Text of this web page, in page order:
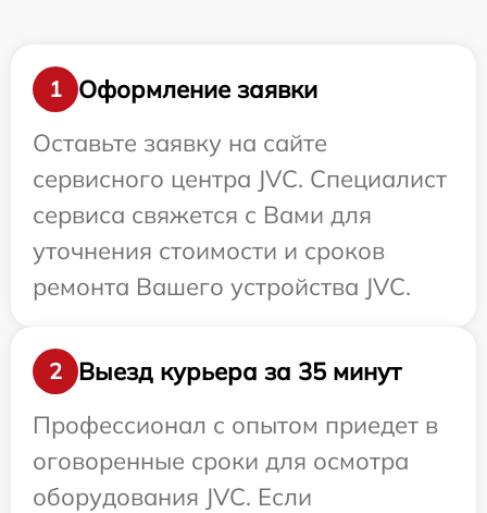
1
Оформление заявки
Оставьте заявку на сайте
сервисного центра JVC. Специалист
сервиса свяжется с Вами для
уточнения стоимости и сроков
ремонта Вашего устройства JVC.
2
Выезд курьера за 35 минут
Профессионал с опытом приедет в
оговоренные сроки для осмотра
оборудования JVC. Если